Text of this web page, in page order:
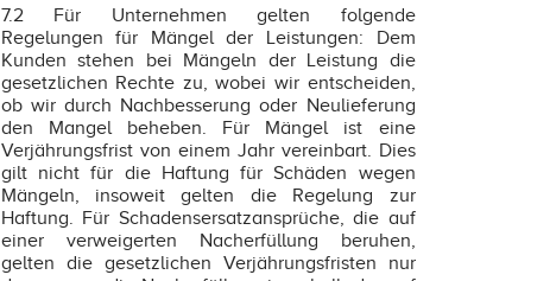
7.2 Für Unternehmen gelten folgende
Regelungen für Mängel der Leistungen: Dem
Kunden stehen bei Mängeln der Leistung die
gesetzlichen Rechte zu, wobei wir entscheiden,
ob wir durch Nachbesserung oder Neulieferung
den Mangel beheben. Für Mängel ist eine
Verjährungsfrist von einem Jahr vereinbart. Dies
gilt nicht für die Haftung für Schäden wegen
Mängeln, insoweit gelten die Regelung zur
Haftung. Für Schadensersatzansprüche, die auf
einer verweigerten Nacherfüllung beruhen,
gelten die gesetzlichen Verjährungsfristen nur